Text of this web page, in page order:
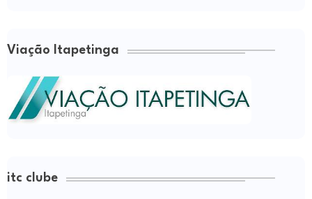
Viação Itapetinga
itc clube